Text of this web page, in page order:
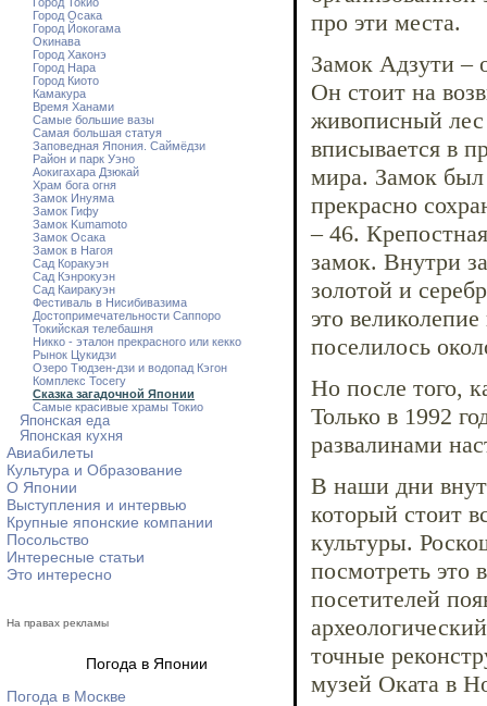
Город Осака
Город Йокогама
Окинава
Город Хаконэ
Город Нара
Город Киото
Камакура
Время Ханами
Самые большие вазы
Самая большая статуя
Заповедная Япония. Саймёдзи
Район и парк Уэно
Аокигахара Дзюкай
Храм бога огня
Замок Инуяма
Замок Гифу
Замок Kumamoto
Замок Осака
Замок в Нагоя
Сад Коракуэн
Сад Кэнрокуэн
Сад Каиракуэн
Фестиваль в Нисибивазима
Достопримечательности Саппоро
Токийская телебашня
Никко - эталон прекрасного или кекко
Рынок Цукидзи
Озеро Тюдзен-дзи и водопад Кэгон
Комплекс Тосегу
Сказка загадочной Японии
Самые красивые храмы Токио
Японская еда
Японская кухня
Авиабилеты
Культура и Образование
О Японии
Выступления и интервью
Крупные японские компании
Посольство
Интересные статьи
Это интересно
На правах рекламы
Погода в Японии
Погода в Москве
про эти места.
Замок Адзути –
Он стоит на
живописный лес
вписывается в
мира. Замок был
прекрасно
– 46.
замок. Внутри
золотой и
это
поселилось
Но после того,
Только в 1992
развалинами
В наши дни
который стоит
культуры.
посмотреть это
посетителей
точные
музей Оката в